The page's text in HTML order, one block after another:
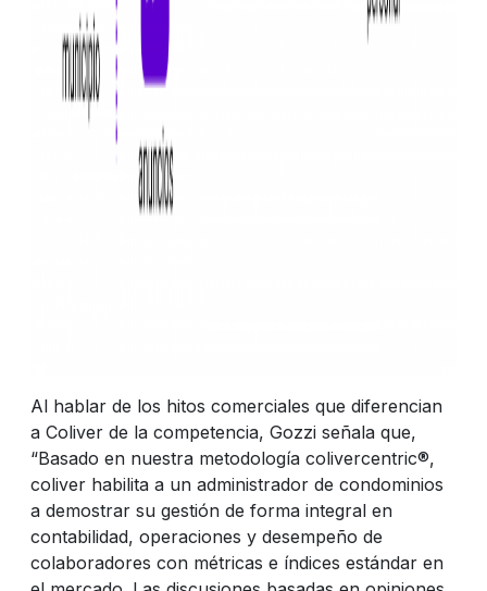
Al hablar de los hitos comerciales que diferencian
a Coliver de la competencia, Gozzi señala que,
“Basado en nuestra metodología colivercentric®,
coliver habilita a un administrador de condominios
a demostrar su gestión de forma integral en
contabilidad, operaciones y desempeño de
colaboradores con métricas e índices estándar en